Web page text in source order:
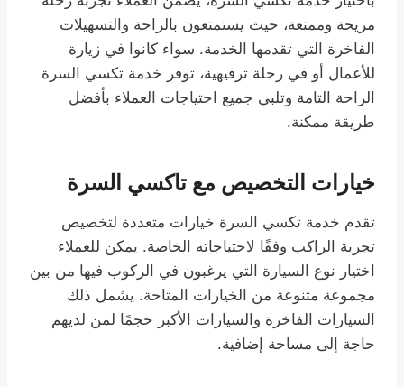
مريحة وممتعة، حيث يستمتعون بالراحة والتسهيلات
الفاخرة التي تقدمها الخدمة. سواء كانوا في زيارة
للأعمال أو في رحلة ترفيهية، توفر خدمة تكسي السرة
الراحة التامة وتلبي جميع احتياجات العملاء بأفضل
طريقة ممكنة.
خيارات التخصيص مع تاكسي السرة
تقدم خدمة تكسي السرة خيارات متعددة لتخصيص
تجربة الراكب وفقًا لاحتياجاته الخاصة. يمكن للعملاء
اختيار نوع السيارة التي يرغبون في الركوب فيها من بين
مجموعة متنوعة من الخيارات المتاحة. يشمل ذلك
السيارات الفاخرة والسيارات الأكبر حجمًا لمن لديهم
حاجة إلى مساحة إضافية.